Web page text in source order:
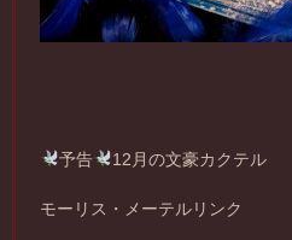
予告 12月の文豪カクテル
モーリス・メーテルリンク